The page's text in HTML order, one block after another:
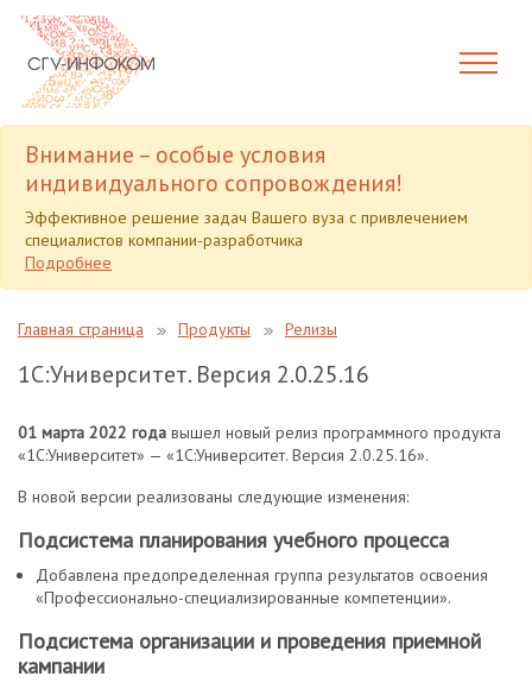
Внимание – особые условия
индивидуального сопровождения!
Эффективное решение задач Вашего вуза с привлечением
специалистов компании-разработчика
Подробнее
Главная страница Продукты Релизы
1С:Университет. Версия 2.0.25.16
01 марта 2022 года вышел новый релиз программного продукта
«1С:Университет» — «1С:Университет. Версия 2.0.25.16».
В новой версии реализованы следующие изменения:
Подсистема планирования учебного процесса
Добавлена предопределенная группа результатов освоения
«Профессионально-специализированные компетенции».
Подсистема организации и проведения приемной
кампании